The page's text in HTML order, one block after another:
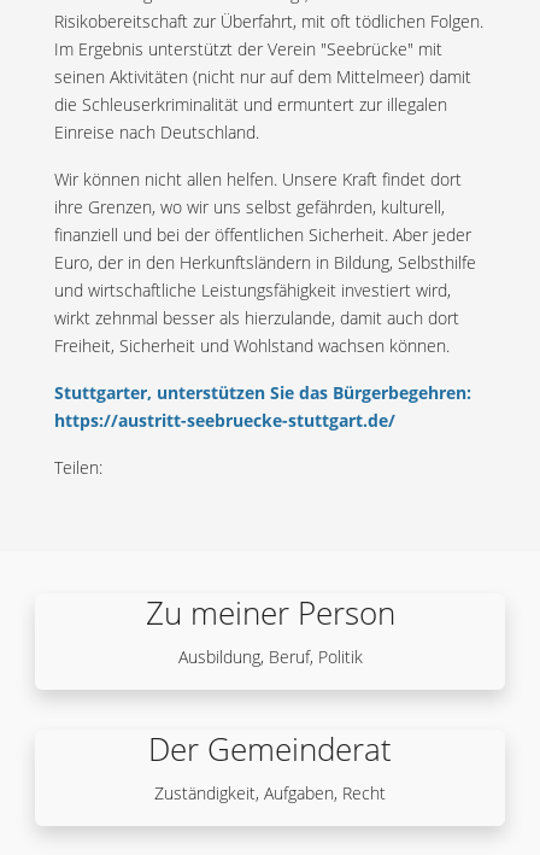
Risikobereitschaft zur Überfahrt, mit oft tödlichen Folgen.
Im Ergebnis unterstützt der Verein "Seebrücke" mit
seinen Aktivitäten (nicht nur auf dem Mittelmeer) damit
die Schleuserkriminalität und ermuntert zur illegalen
Einreise nach Deutschland.
Wir können nicht allen helfen. Unsere Kraft findet dort
ihre Grenzen, wo wir uns selbst gefährden, kulturell,
finanziell und bei der öffentlichen Sicherheit. Aber jeder
Euro, der in den Herkunftsländern in Bildung, Selbsthilfe
und wirtschaftliche Leistungsfähigkeit investiert wird,
wirkt zehnmal besser als hierzulande, damit auch dort
Freiheit, Sicherheit und Wohlstand wachsen können.
Stuttgarter, unterstützen Sie das Bürgerbegehren:
https://austritt-seebruecke-stuttgart.de/
Teilen:
Zu meiner Person
Ausbildung, Beruf, Politik
Der Gemeinderat
Zuständigkeit, Aufgaben, Recht